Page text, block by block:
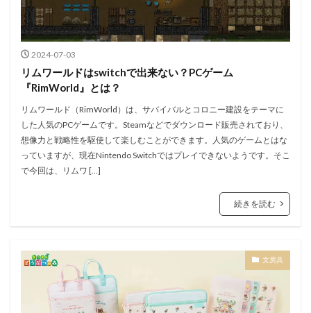
2024-07-03
リムワールドはswitchで出来ない？PCゲーム
『RimWorld』とは？
リムワールド（RimWorld）は、サバイバルとコロニー建設をテーマに
した人気のPCゲームです。Steamなどでダウンロード販売されており、
想像力と戦略性を駆使して楽しむことができます。人気のゲームとはな
っていますが、現在Nintendo Switchではプレイできないようです。そこ
で今回は、リムワ […]
続きを読む
文房具